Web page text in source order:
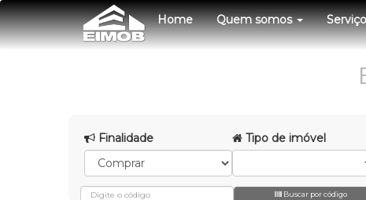
Home Quem somos
Finalidade Tipo de imóvel
Buscar por código